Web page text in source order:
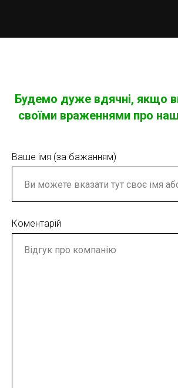
Будемо дуже вдячні, якщо
своїми враженнями про
Ваше імя (за бажанням)
Коментарій